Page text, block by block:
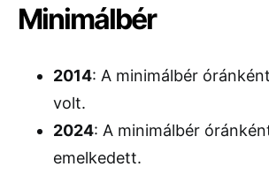
Minimálbér
2014: A minimálbér
volt.
2024: A minimálbér
emelkedett.